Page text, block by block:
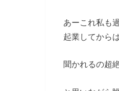
あーこれ私も
起業してから
聞かれるの超